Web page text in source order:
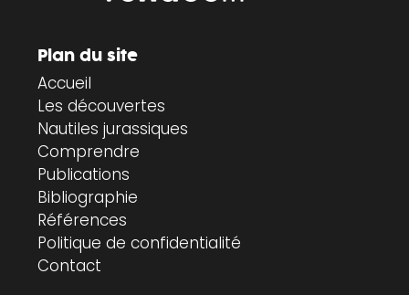
Plan du site
Accueil
Les découvertes
Nautiles jurassiques
Comprendre
Publications
Bibliographie
Références
Politique de confidentialité
Contact